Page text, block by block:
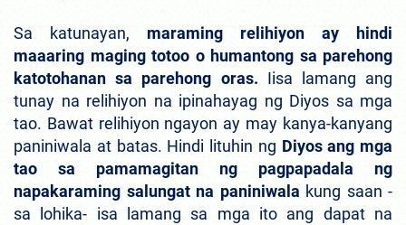
Sa katunayan, maraming relihiyon ay hindi
maaaring maging totoo o humantong sa parehong
katotohanan sa parehong oras. Iisa lamang ang
tunay na relihiyon na ipinahayag ng Diyos sa mga
tao. Bawat relihiyon ngayon ay may kanya-kanyang
paniniwala at batas. Hindi lituhin ng Diyos ang mga
tao sa pamamagitan ng pagpapadala ng
napakaraming salungat na paniniwala kung saan -
sa lohika- isa lamang sa mga ito ang dapat na